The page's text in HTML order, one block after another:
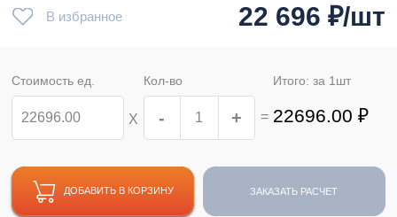
В избранное 22 696 ₽/шт
Стоимость ед.
Х
Кол-во
- + =
Итого: за 1 шт
22696.00 ₽
ДОБАВИТЬ В КОРЗИНУ ЗАКАЗАТЬ РАСЧЕТ